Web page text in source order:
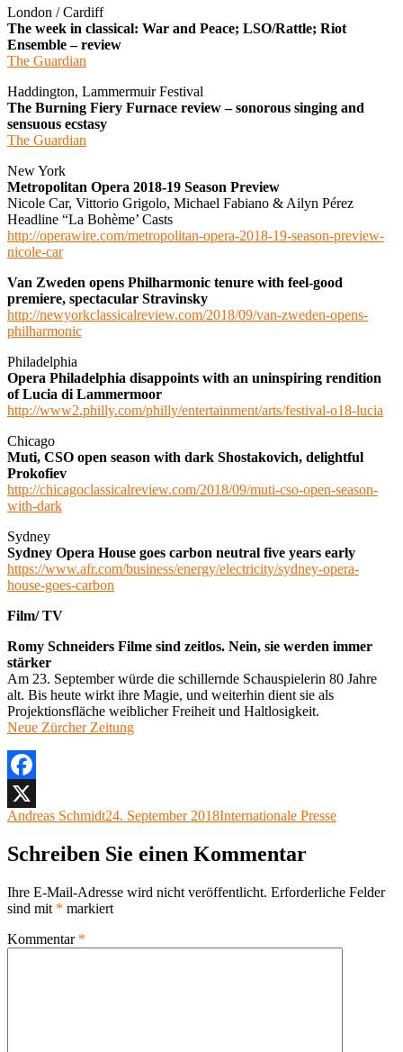
London / Cardiff
The week in classical: War and Peace; LSO/Rattle; Riot
Ensemble – review
The Guardian
Haddington, Lammermuir Festival
The Burning Fiery Furnace review – sonorous singing and
sensuous ecstasy
The Guardian
New York
Metropolitan Opera 2018-19 Season Preview
Nicole Car, Vittorio Grigolo, Michael Fabiano & Ailyn Pérez
Headline “La Bohème’ Casts
http://operawire.com/metropolitan-opera-2018-19-season-preview-
nicole-car
Van Zweden opens Philharmonic tenure with feel-good
premiere, spectacular Stravinsky
http://newyorkclassicalreview.com/2018/09/van-zweden-opens-
philharmonic
Philadelphia
Opera Philadelphia disappoints with an uninspiring rendition
of Lucia di Lammermoor
http://www2.philly.com/philly/entertainment/arts/festival-o18-lucia
Chicago
Muti, CSO open season with dark Shostakovich, delightful
Prokofiev
http://chicagoclassicalreview.com/2018/09/muti-cso-open-season-
with-dark
Sydney
Sydney Opera House goes carbon neutral five years early
https://www.afr.com/business/energy/electricity/sydney-opera-
house-goes-carbon
Film/ TV
Romy Schneiders Filme sind zeitlos. Nein, sie werden immer
stärker
Am 23. September würde die schillernde Schauspielerin 80 Jahre
alt. Bis heute wirkt ihre Magie, und weiterhin dient sie als
Projektionsfläche weiblicher Freiheit und Haltlosigkeit.
Neue Zürcher Zeitung
Facebook
X
Autor
Andreas SchmidtVeröffentlicht
24. September 2018Kategorien
Internationale Presse
Schreiben Sie einen Kommentar
Ihre E-Mail-Adresse wird nicht veröffentlicht. Erforderliche Felder
sind mit * markiert
Kommentar *